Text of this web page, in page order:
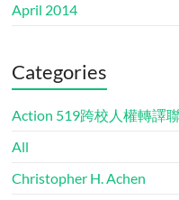
April 2014
Categories
Action 519跨校人權轉譯
All
Christopher H. Achen